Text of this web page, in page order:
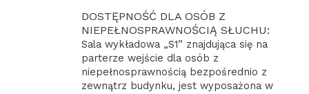
DOSTĘPNOŚĆ DLA OSÓB Z
NIEPEŁNOSPRAWNOŚCIĄ SŁUCHU:
Sala wykładowa „S1” znajdująca się na
parterze wejście dla osób z
niepełnosprawnością bezpośrednio z
zewnątrz budynku, jest wyposażona w